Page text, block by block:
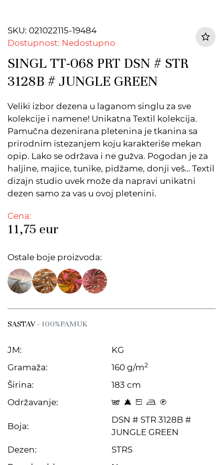
SKU: 021022115-19484
Dostupnost: Nedostupno
SINGL TT-068 PRT DSN # STR
3128B # JUNGLE GREEN
Veliki izbor dezena u laganom singlu za sve
kolekcije i namene! Unikatna Textil kolekcija.
Pamučna dezenirana pletenina je tkanina sa
prirodnim istezanjem koju karakteriše mekan
opip. Lako se održava i ne gužva. Pogodan je za
haljine, majice, tunike, pidžame, donji veš… Textil
dizajn studio uvek može da napravi unikatni
dezen samo za vas u ovoj pletenini.
Cena:
11,75 eur
Ostale boje proizvoda:
SASTAV- 100%PAMUK
JM:
KG
Gramaža:
160 g/m2
Širina:
183 cm
Održavanje:
t 8 Z p C
Boja:
DSN # STR 3128B #
JUNGLE GREEN
Dezen:
STRS